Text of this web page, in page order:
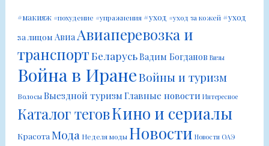
#макияж #похудение #упражнения #уход #уход за кожей #уход
за лицом Авиа Авиаперевозка и
транспортБеларусьВадим Богданов Визы
Война в ИранеВойны и туризм
ВолосыВыездной туризмГлавные новости Интересное
Каталог теговКино и сериалы
Красота Мода Неделя моды Новости Новости ОАЭ